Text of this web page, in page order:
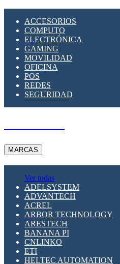
SUPRESOR DE
APLICACIONES
ACCESORIOS
COMPUTO
ELECTRÓNICA
GAMING
MOVILIDAD
OFICINA
POS
REDES
SEGURIDAD
MARCAS
Ver todas
ADELSYSTEM
ADVANTECH
ACREL
ARBOR TECHNOLOGY
ARESTECH
BANANA PI
CNLINKO
ETI
HELTEC AUTOMATION